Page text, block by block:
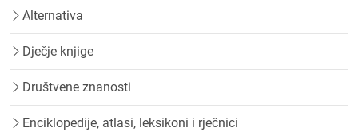
Alternativa
Dječje knjige
Društvene znanosti
Enciklopedije, atlasi, leksikoni i rječnici